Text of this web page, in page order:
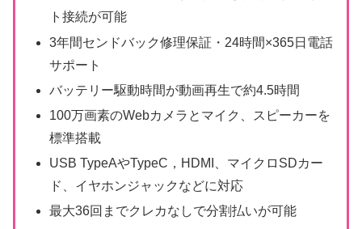
ト接続が可能
3年間センドバック修理保証・24時間×365日電話
サポート
バッテリー駆動時間が動画再生で約4.5時間
100万画素のWebカメラとマイク、スピーカーを
標準搭載
USB TypeAやTypeC，HDMI、マイクロSDカー
ド、イヤホンジャックなどに対応
最大36回までクレカなしで分割払いが可能